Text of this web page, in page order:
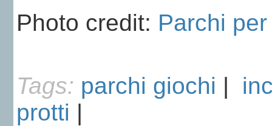
Photo credit: Parchi
Tags: parchi giochi |
protti |